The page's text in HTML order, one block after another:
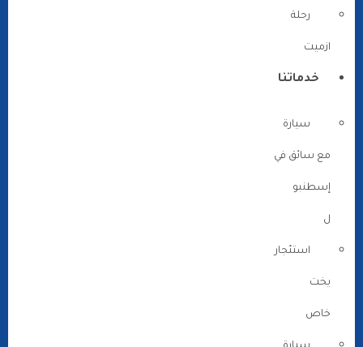
رحلة
ازميت
خدماتنا
سيارة
مع سائق في
إسطنبو
ل
استئجار
يخت
خاص